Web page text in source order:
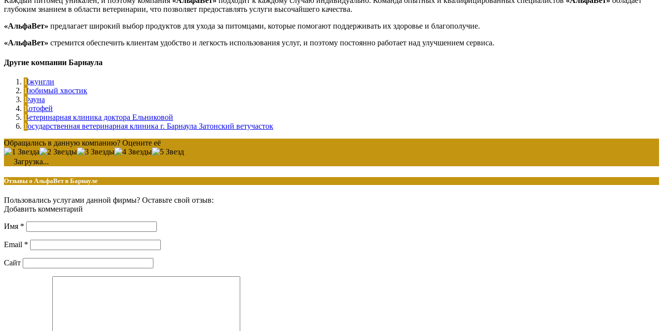
глубоким знанием в области ветеринарии, что позволяет предоставлять услуги высочайшего качества.
«АльфаВет» предлагает широкий выбор продуктов для ухода за питомцами, которые помогают поддерживать их здоровье и благополучие.
«АльфаВет» стремится обеспечить клиентам удобство и легкость использования услуг, и поэтому постоянно работает над улучшением сервиса.
Другие компании Барнаула
Джунгли
Любимый хвостик
Фауна
Котофей
Ветеринарная клиника доктора Ельниковой
Государственная ветеринарная клиника г. Барнаула Затонский ветучасток
Обращались в данную компанию? Оцените её
Загрузка...
Отзывы о АльфаВет в Барнауле
Пользовались услугами данной фирмы? Оставьте свой отзыв:
Добавить комментарий
Имя *
Email *
Сайт